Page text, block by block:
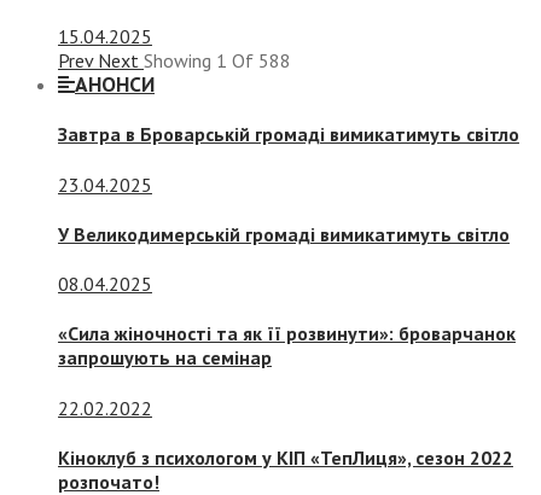
15.04.2025
Prev Next Showing 1 Of 588
АНОНСИ
Завтра в Броварській громаді вимикатимуть світло
23.04.2025
У Великодимерській громаді вимикатимуть світло
08.04.2025
«Сила жіночності та як її розвинути»: броварчанок
запрошують на семінар
22.02.2022
Кіноклуб з психологом у КІП «ТепЛиця», сезон 2022
розпочато!